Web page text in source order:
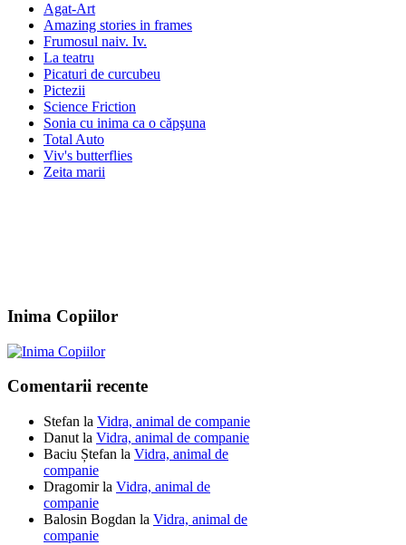
Agat-Art
Amazing stories in frames
Frumosul naiv. Iv.
La teatru
Picaturi de curcubeu
Pictezii
Science Friction
Sonia cu inima ca o căpşuna
Total Auto
Viv's butterflies
Zeita marii
Inima Copiilor
Comentarii recente
Stefan la Vidra, animal de companie
Danut la Vidra, animal de companie
Baciu Ștefan la Vidra, animal de
companie
Dragomirla Vidra, animal de
companie
Balosin Bogdan la Vidra, animal de
companie